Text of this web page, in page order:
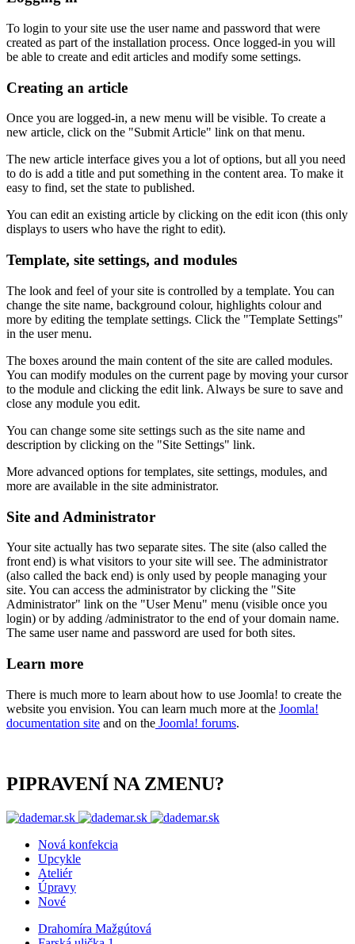
To login to your site use the user name and password that were
created as part of the installation process. Once logged-in you will
be able to create and edit articles and modify some settings.
Creating an article
Once you are logged-in, a new menu will be visible. To create a
new article, click on the "Submit Article" link on that menu.
The new article interface gives you a lot of options, but all you need
to do is add a title and put something in the content area. To make it
easy to find, set the state to published.
You can edit an existing article by clicking on the edit icon (this only
displays to users who have the right to edit).
Template, site settings, and modules
The look and feel of your site is controlled by a template. You can
change the site name, background colour, highlights colour and
more by editing the template settings. Click the "Template Settings"
in the user menu.
The boxes around the main content of the site are called modules.
You can modify modules on the current page by moving your cursor
to the module and clicking the edit link. Always be sure to save and
close any module you edit.
You can change some site settings such as the site name and
description by clicking on the "Site Settings" link.
More advanced options for templates, site settings, modules, and
more are available in the site administrator.
Site and Administrator
Your site actually has two separate sites. The site (also called the
front end) is what visitors to your site will see. The administrator
(also called the back end) is only used by people managing your
site. You can access the administrator by clicking the "Site
Administrator" link on the "User Menu" menu (visible once you
login) or by adding /administrator to the end of your domain name.
The same user name and password are used for both sites.
Learn more
There is much more to learn about how to use Joomla! to create the
website you envision. You can learn much more at the Joomla!
documentation site and on the Joomla! forums.
PIPRAVENÍ NA ZMENU?
Nová konfekcia
Upcykle
Ateliér
Úpravy
Nové
Drahomíra Mažgútová